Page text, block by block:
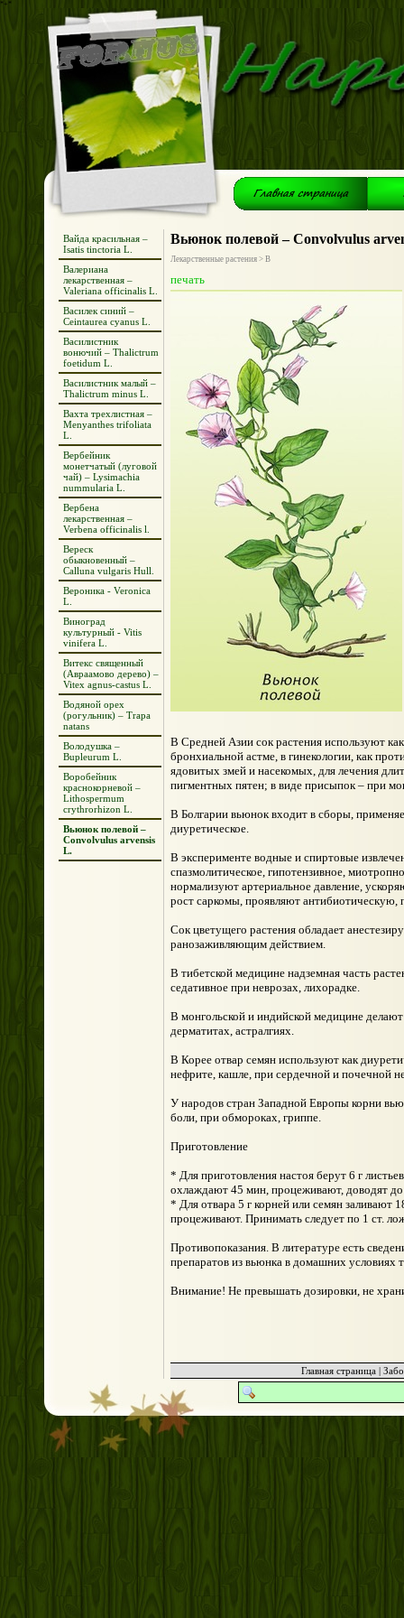
*+*
Вьюнок полевой – Convolvulus
Лекарственные растения > В
печать
В Средней Азии сок растения используют
бронхиальной астме, в гинекологии, как
ядовитых змей и насекомых, для лечения
пигментных пятен; в виде присыпок – при
В Болгарии вьюнок входит в сборы,
диуретическое.
В эксперименте водные и спиртовые
спазмолитическое, гипотензивное,
нормализуют артериальное давление,
рост саркомы, проявляют
Сок цветущего растения обладает
ранозаживляющим действием.
В тибетской медицине надземная часть
седативное при неврозах, лихорадке.
В монгольской и индийской медицине делают
дерматитах, астралгиях.
В Корее отвар семян используют как
нефрите, кашле, при сердечной и почечной
У народов стран Западной Европы корни
боли, при обмороках, гриппе.
Приготовление
* Для приготовления настоя берут 6 г
охлаждают 45 мин, процеживают, доводят
* Для отвара 5 г корней или семян
процеживают. Принимать следует по 1 ст.
Противопоказания. В литературе есть
препаратов из вьюнка в домашних условиях
Внимание! Не превышать дозировки, не
Главная страница|
Вайда красильная –
Isatis tinctoria L.
Валериана
лекарственная –
Valeriana officinalis L.
Василек синий –
Ceintaurea cyanus L.
Василистник
вонючий – Thalictrum
foetidum L.
Василистник малый –
Thalictrum minus L.
Вахта трехлистная –
Menyanthes trifoliata
L.
Вербейник
монетчатый (луговой
чай) – Lysimachia
nummularia L.
Вербена
лекарственная –
Verbena officinalis l.
Вереск
обыкновенный –
Calluna vulgaris Hull.
Вероника - Veronica
L.
Виноград
культурный - Vitis
vinifera L.
Витекс священный
(Авраамово дерево) –
Vitex agnus-castus L.
Водяной орех
(рогульник) – Trapa
natans
Володушка –
Bupleurum L.
Воробейник
краснокорневой –
Lithospermum
crythrorhizon L.
Вьюнок полевой –
Convolvulus arvensis
L.